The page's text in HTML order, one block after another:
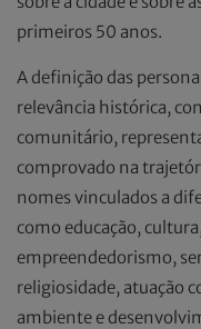
primeiros 50 anos.
A definição das
relevância histórica,
comunitário,
comprovado na
nomes vinculados a
como educação,
empreendedorismo,
religiosidade, atuação
ambiente e